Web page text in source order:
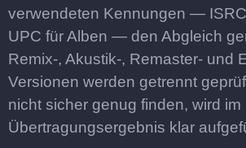
verwendeten Kennungen —
UPC für Alben — den Abgleich
Remix-, Akustik-, Remaster- und
Versionen werden getrennt
nicht sicher genug finden, wird im
Übertragungsergebnis klar